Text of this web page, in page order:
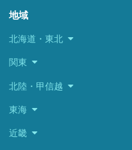
地域
北海道・東北
関東
北陸・甲信越
東海
近畿